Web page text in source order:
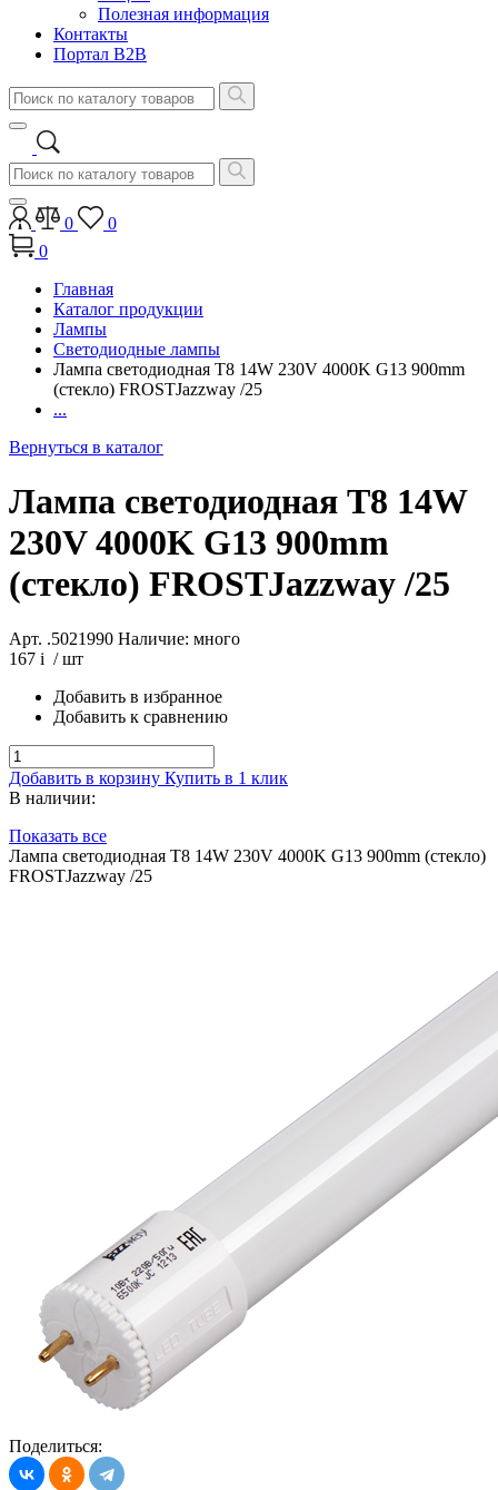
Полезная информация
Контакты
Портал B2B
0
0
0
Главная
Каталог продукции
Лампы
Светодиодные лампы
Лампа светодиодная T8 14W 230V 4000K G13 900mm
(стекло) FROSTJazzway /25
...
Вернуться в каталог
Лампа светодиодная T8 14W
230V 4000K G13 900mm
(стекло) FROSTJazzway /25
Арт. .5021990 Наличие: много
167 i / шт
Добавить в избранное
Добавить к сравнению
Добавить в корзину Купить в 1 клик
В наличии:
Показать все
Лампа светодиодная T8 14W 230V 4000K G13 900mm (стекло)
FROSTJazzway /25
Поделиться: